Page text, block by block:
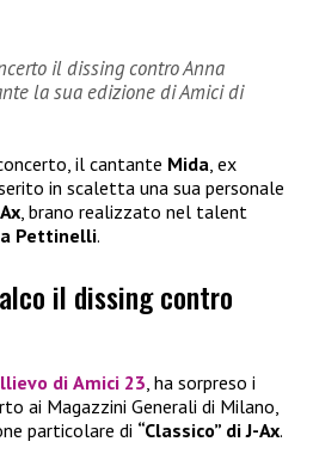
il dissing contro Anna
la sua edizione di Amici di
il cantante Mida, ex
in scaletta una sua personale
, brano realizzato nel talent
Pettinelli.
il dissing contro
di Amici 23 , ha sorpreso i
ai Magazzini Generali di Milano,
particolare di “Classico” di J-Ax.